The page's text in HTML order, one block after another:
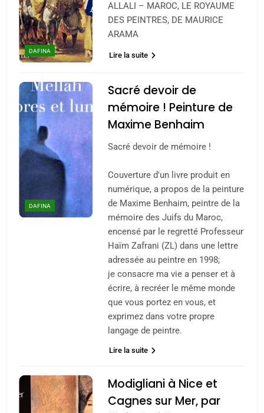
DAFINA
ALLALI – MAROC, LE ROYAUME
DES PEINTRES, DE MAURICE
ARAMA
Lire la suite
DAFINA
Sacré devoir de
mémoire ! Peinture de
Maxime Benhaim
Sacré devoir de mémoire !
Couverture d'un livre produit en
numérique, a propos de la peinture
de Maxime Benhaim, peintre de la
mémoire des Juifs du Maroc,
encensé par le regretté Professeur
Haïm Zafrani (ZL) dans une lettre
adressée au peintre en 1998;
je consacre ma vie a penser et à
écrire, à recréer le même monde
que vous portez en vous, et
exprimez dans votre propre
langage de peintre.
Lire la suite
Modigliani à Nice et
Cagnes sur Mer, par
5